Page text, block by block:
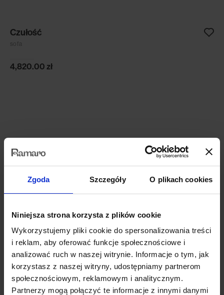
Zgoda Szczegóły O plikach cookies
Niniejsza strona korzysta z plików cookie
Wykorzystujemy pliki cookie do spersonalizowania treści
i reklam, aby oferować funkcje społecznościowe i
analizować ruch w naszej witrynie. Informacje o tym, jak
korzystasz z naszej witryny, udostępniamy partnerom
społecznościowym, reklamowym i analitycznym.
Partnerzy mogą połączyć te informacje z innymi danymi
Czułość
sofa
4,820.00 zł
Piave
sofa dwuosobowa | modułowa
4,270.00zł